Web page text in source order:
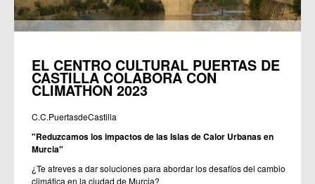
EL CENTRO CULTURAL PUERTAS DE
CASTILLA COLABORA CON
CLIMATHON 2023
C.C.PuertasdeCastilla
"Reduzcamos los impactos de las Islas de Calor Urbanas en
Murcia"
¿Te atreves a dar soluciones para abordar los desafíos del cambio
climática en la ciudad de Murcia?